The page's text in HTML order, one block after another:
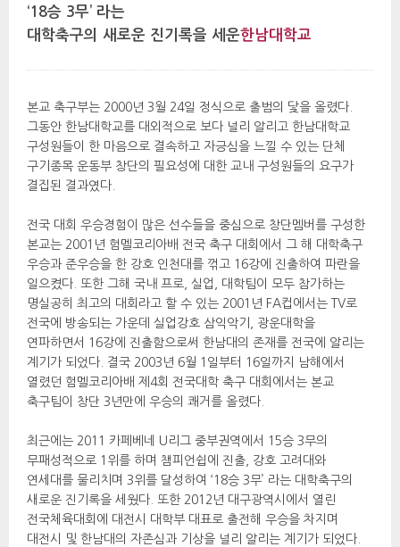
‘18승 3무’ 라는
대학축구의 새로운 진기록을 세운한남대학교
본교 축구부는 2000년 3월 24일 정식으로 출범의 닻을 올렸다.
그동안 한남대학교를 대외적으로 보다 널리 알리고 한남대학교
구성원들이 한 마음으로 결속하고 자긍심을 느낄 수 있는 단체
구기종목 운동부 창단의 필요성에 대한 교내 구성원들의 요구가
결집된 결과였다.
전국 대회 우승경험이 많은 선수들을 중심으로 창단멤버를 구성한
본교는 2001년 험멜코리아배 전국 축구 대회에서 그 해 대학축구
우승과 준우승을 한 강호 인천대를 꺾고 16강에 진출하여 파란을
일으켰다. 또한 그해 국내 프로, 실업, 대학팀이 모두 참가하는
명실공히 최고의 대회라고 할 수 있는 2001년 FA컵에서는 TV로
전국에 방송되는 가운데 실업강호 삼익악기, 광운대학을
연파하면서 16강에 진출함으로써 한남대의 존재를 전국에 알리는
계기가 되었다. 결국 2003년 6월 1일부터 16일까지 남해에서
열렸던 험멜코리아배 제4회 전국대학 축구 대회에서는 본교
축구팀이 창단 3년만에 우승의 쾌거를 올렸다.
최근에는 2011 카페베네 U리그 중부권역에서 15승 3무의
무패성적으로 1위를 하며 챔피언쉽에 진출, 강호 고려대와
연세대를 물리치며 3위를 달성하여 ‘18승 3무’ 라는 대학축구의
새로운 진기록을 세웠다. 또한 2012년 대구광역시에서 열린
전국체육대회에 대전시 대학부 대표로 출전해 우승을 차지며
대전시 및 한남대의 자존심과 기상을 널리 알리는 계기가 되었다.